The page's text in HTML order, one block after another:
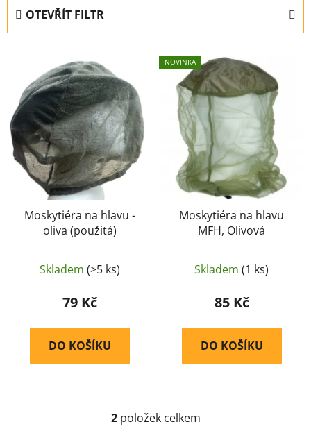
n
í
d
u
k
OTEVŘÍT FILTR
s
p
r
Moskytiéra na hlavu -
oliva (použitá)
Skladem (>5 ks)
79 Kč
DO KOŠÍKU
NOVINKA
Moskytiéra na hlavu
MFH, Olivová
Skladem (1 ks)
85 Kč
DO KOŠÍKU
O
2položek celkem